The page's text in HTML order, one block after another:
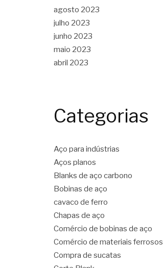
agosto 2023
julho 2023
junho 2023
maio 2023
abril 2023
Categorias
Aço para indústrias
Aços planos
Blanks de aço carbono
Bobinas de aço
cavaco de ferro
Chapas de aço
Comércio de bobinas de aço
Comércio de materiais ferrosos
Compra de sucatas